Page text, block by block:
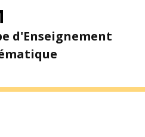
d'Enseignement